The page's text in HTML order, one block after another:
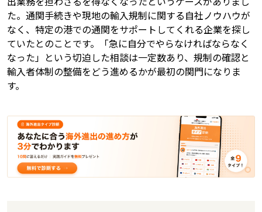
た。通関手続きや現地の輸入規制に関する自社ノウハウが
なく、特定の港での通関をサポートしてくれる企業を探し
ていたとのことです。「急に自分でやらなければならなく
なった」という切迫した相談は一定数あり、規制の確認と
輸入者体制の整備をどう進めるかが最初の関門になりま
す。